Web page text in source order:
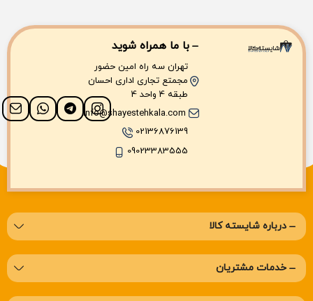
با ما همراه شوید
تهران سه راه امین حضور
مجمتع تجاری اداری احسان
طبقه 4 واحد 4
info@shayestehkala.com
02136876139
09023383555
درباره‌ شایسته کالا
خدمات مشتریان